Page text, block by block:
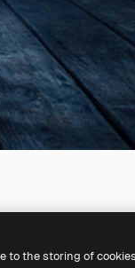
to the storing of